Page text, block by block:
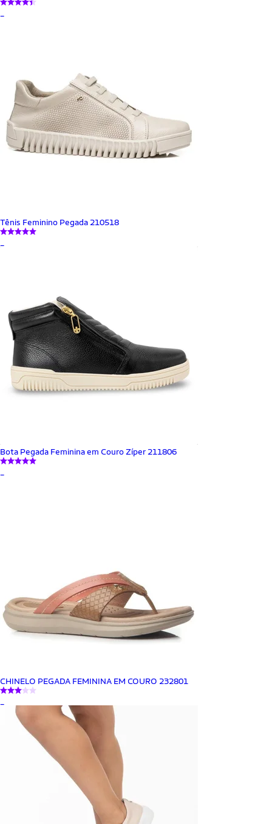
Tênis Feminino Pegada 210518
Bota Pegada Feminina em Couro Zíper 211806
CHINELO PEGADA FEMININA EM COURO 232801